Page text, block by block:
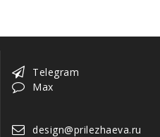
Telegram
Max
design@prilezhaeva.ru